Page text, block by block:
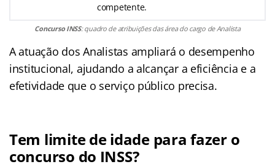
competente.
Concurso INSS: quadro de atribuições das área do cargo de Analista
A atuação dos Analistas ampliará o desempenho
institucional, ajudando a alcançar a eficiência e a
efetividade que o serviço público precisa.
Tem limite de idade para fazer o
concurso do INSS?